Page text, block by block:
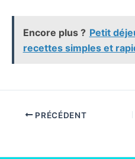
Encore plus ? Petit
recettes simples et
PRÉCÉDENT